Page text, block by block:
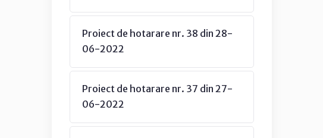
Proiect de hotarare nr. 38 din 28-
06-2022
Proiect de hotarare nr. 37 din 27-
06-2022